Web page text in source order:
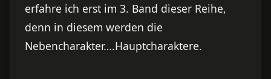
erfahre ich erst im 3. Band dieser Reihe,
denn in diesem werden die
Nebencharakter….Hauptcharaktere.